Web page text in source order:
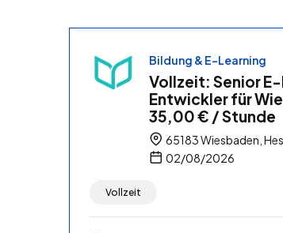
Bildung & E-Learning
Vollzeit: Senior
Entwickler für
35,00 € / Stunde
65183 Wiesbaden,
02/08/2026
Vollzeit